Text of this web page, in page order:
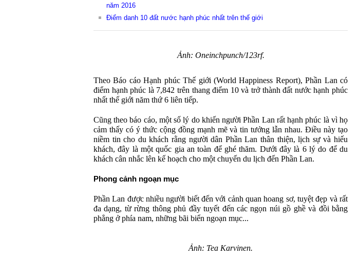
năm 2016
Điểm danh 10 đất nước hạnh phúc nhất trên thế giới
Ảnh: Oneinchpunch/123rf.
Theo Báo cáo Hạnh phúc Thế giới (World Happiness Report), Phần Lan có
điểm hạnh phúc là 7,842 trên thang điểm 10 và trở thành đất nước hạnh phúc
nhất thế giới năm thứ 6 liên tiếp.
Cũng theo báo cáo, một số lý do khiến người Phần Lan rất hạnh phúc là vì họ
cảm thấy có ý thức cộng đồng mạnh mẽ và tin tưởng lẫn nhau. Điều này tạo
niềm tin cho du khách rằng người dân Phần Lan thân thiện, lịch sự và hiếu
khách, đây là một quốc gia an toàn để ghé thăm. Dưới đây là 6 lý do để du
khách cân nhắc lên kế hoạch cho một chuyến du lịch đến Phần Lan.
Phong cảnh ngoạn mục
Phần Lan được nhiều người biết đến với cảnh quan hoang sơ, tuyệt đẹp và rất
đa dạng, từ rừng thông phủ đầy tuyết đến các ngọn núi gồ ghề và đồi bằng
phẳng ở phía nam, những bãi biển ngoạn mục...
Ảnh: Tea Karvinen.